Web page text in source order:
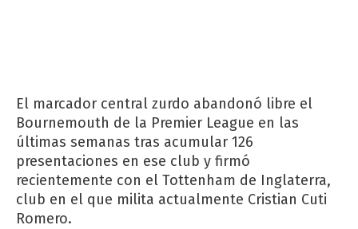
El marcador central zurdo abandonó libre el
Bournemouth de la Premier League en las
últimas semanas tras acumular 126
presentaciones en ese club y firmó
recientemente con el Tottenham de Inglaterra,
club en el que milita actualmente Cristian Cuti
Romero.